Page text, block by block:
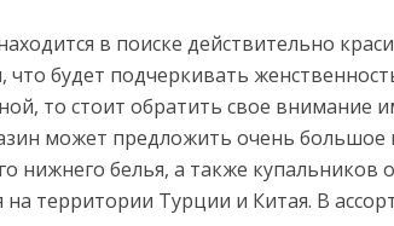
в поиске действительно
что будет подчеркивать
то стоит обратить свое внимание
может предложить очень большое
нижнего белья, а также купальников
на территории Турции и Китая. В